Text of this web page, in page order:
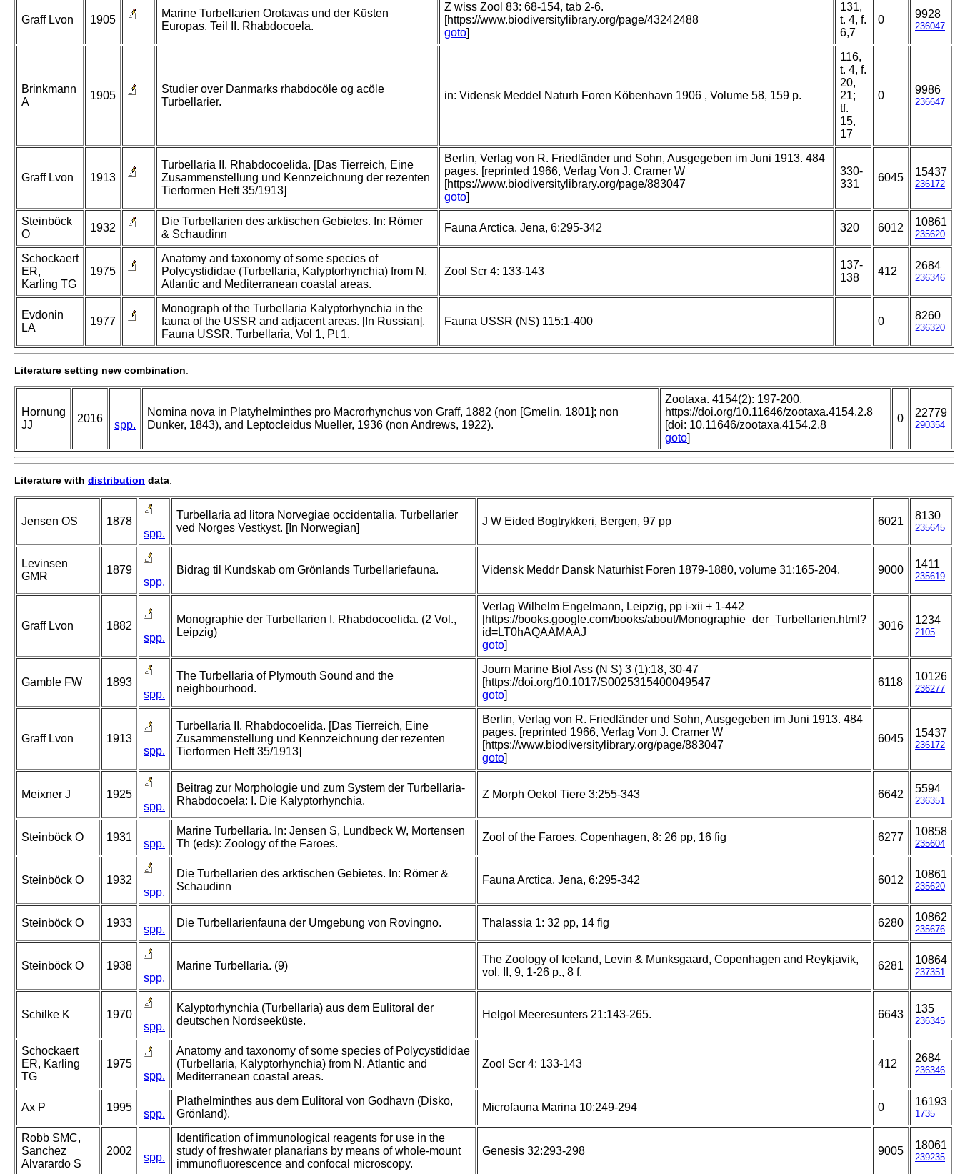
Graff Lvon 1905
Marine Turbellarien Orotavas und der Küsten
Europas. Teil II. Rhabdocoela.
Z wiss Zool 83: 68-154, tab 2-6.
[https://www.biodiversitylibrary.org/page/43242488
goto]
131,
t. 4, f.
6,7
0 9928
236047
Brinkmann
A
1905
Studier over Danmarks rhabdocöle og acöle
Turbellarier.
in: Vidensk Meddel Naturh Foren Köbenhavn 1906 , Volume 58, 159 p.
116,
t. 4, f.
20,
21;
tf.
15,
17
0 9986
236647
Graff Lvon 1913
Turbellaria II. Rhabdocoelida. [Das Tierreich, Eine
Zusammenstellung und Kennzeichnung der rezenten
Tierformen Heft 35/1913]
Berlin, Verlag von R. Friedländer und Sohn, Ausgegeben im Juni 1913. 484
pages. [reprinted 1966, Verlag Von J. Cramer W
[https://www.biodiversitylibrary.org/page/883047
goto]
330-
331
6045 15437
236172
Steinböck
O
1932
Die Turbellarien des arktischen Gebietes. In: Römer
& Schaudinn
Fauna Arctica. Jena, 6:295-342 320 6012 10861
235620
Schockaert
ER,
Karling TG
1975
Anatomy and taxonomy of some species of
Polycystididae (Turbellaria, Kalyptorhynchia) from N.
Atlantic and Mediterranean coastal areas.
Zool Scr 4: 133-143
137-
138
412 2684
236346
Evdonin
LA
1977
Monograph of the Turbellaria Kalyptorhynchia in the
fauna of the USSR and adjacent areas. [In Russian].
Fauna USSR. Turbellaria, Vol 1, Pt 1.
Fauna USSR (NS) 115:1-400 0 8260
236320
Literature setting new combination:
Hornung
JJ
2016
spp.
Nomina nova in Platyhelminthes pro Macrorhynchus von Graff, 1882 (non [Gmelin, 1801]; non
Dunker, 1843), and Leptocleidus Mueller, 1936 (non Andrews, 1922).
Zootaxa. 4154(2): 197-200.
https://doi.org/10.11646/zootaxa.4154.2.8
[doi: 10.11646/zootaxa.4154.2.8
goto]
0 22779
290354
Literature with distribution data:
Jensen OS
1878
spp.
Turbellaria ad litora Norvegiae occidentalia. Turbellarier
ved Norges Vestkyst. [In Norwegian]
J W Eided Bogtrykkeri, Bergen, 97 pp 6021 8130
235645
Levinsen
GMR
1879
spp.
Bidrag til Kundskab om Grönlands Turbellariefauna. Vidensk Meddr Dansk Naturhist Foren 1879-1880, volume 31:165-204. 9000 1411
235619
Graff Lvon
1882
spp.
Monographie der Turbellarien I. Rhabdocoelida. (2 Vol.,
Leipzig)
Verlag Wilhelm Engelmann, Leipzig, pp i-xii + 1-442
[https://books.google.com/books/about/Monographie_der_Turbellarien.html?
id=LT0hAQAAMAAJ
goto]
3016 1234
2105
Gamble FW
1893
spp.
The Turbellaria of Plymouth Sound and the
neighbourhood.
Journ Marine Biol Ass (N S) 3 (1):18, 30-47
[https://doi.org/10.1017/S0025315400049547
goto]
6118 10126
236277
Graff Lvon
1913
spp.
Turbellaria II. Rhabdocoelida. [Das Tierreich, Eine
Zusammenstellung und Kennzeichnung der rezenten
Tierformen Heft 35/1913]
Berlin, Verlag von R. Friedländer und Sohn, Ausgegeben im Juni 1913. 484
pages. [reprinted 1966, Verlag Von J. Cramer W
[https://www.biodiversitylibrary.org/page/883047
goto]
6045 15437
236172
Meixner J
1925
spp.
Beitrag zur Morphologie und zum System der Turbellaria-
Rhabdocoela: I. Die Kalyptorhynchia.
Z Morph Oekol Tiere 3:255-343 6642 5594
236351
Steinböck O 1931
spp.
Marine Turbellaria. In: Jensen S, Lundbeck W, Mortensen
Th (eds): Zoology of the Faroes.
Zool of the Faroes, Copenhagen, 8: 26 pp, 16 fig 6277 10858
235604
Steinböck O
1932
spp.
Die Turbellarien des arktischen Gebietes. In: Römer &
Schaudinn
Fauna Arctica. Jena, 6:295-342 6012 10861
235620
Steinböck O 1933
spp.
Die Turbellarienfauna der Umgebung von Rovingno. Thalassia 1: 32 pp, 14 fig 6280 10862
235676
Steinböck O
1938
spp.
Marine Turbellaria. (9)
The Zoology of Iceland, Levin & Munksgaard, Copenhagen and Reykjavik,
vol. II, 9, 1-26 p., 8 f.
6281 10864
237351
Schilke K
1970
spp.
Kalyptorhynchia (Turbellaria) aus dem Eulitoral der
deutschen Nordseeküste.
Helgol Meeresunters 21:143-265. 6643 135
236345
Schockaert
ER, Karling
TG
1975
spp.
Anatomy and taxonomy of some species of Polycystididae
(Turbellaria, Kalyptorhynchia) from N. Atlantic and
Mediterranean coastal areas.
Zool Scr 4: 133-143 412 2684
236346
Ax P 1995
spp.
Plathelminthes aus dem Eulitoral von Godhavn (Disko,
Grönland).
Microfauna Marina 10:249-294 0 16193
1735
Robb SMC,
Sanchez
Alvarardo S
2002
spp.
Identification of immunological reagents for use in the
study of freshwater planarians by means of whole-mount
immunofluorescence and confocal microscopy.
Genesis 32:293-298 9005 18061
239235